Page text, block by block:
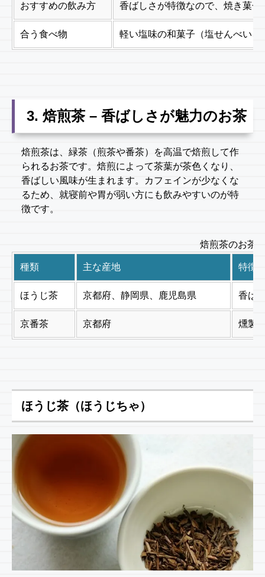
おすすめの飲み方 香ばしさが特徴なので、焼き菓
合う食べ物 軽い塩味の和菓子（塩せんべい
3. 焙煎茶 – 香ばしさが魅力のお茶
焙煎茶は、緑茶（煎茶や番茶）を高温で焙煎して作
られるお茶です。焙煎によって茶葉が茶色くなり、
香ばしい風味が生まれます。カフェインが少なくな
るため、就寝前や胃が弱い方にも飲みやすいのが特
徴です。
焙煎茶のお茶
種類 主な産地 特徴
ほうじ茶 京都府、静岡県、鹿児島県 香ば
京番茶 京都府 燻製
ほうじ茶（ほうじちゃ）